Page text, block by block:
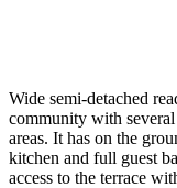
Wide semi-detached
community with
areas. It has on the
kitchen and full guest
access to the terrace